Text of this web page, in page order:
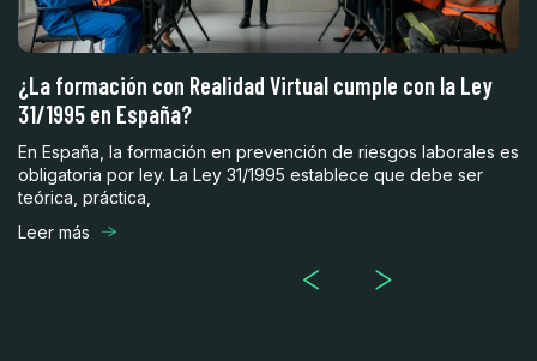
¿La formación con Realidad Virtual cumple con la Ley
31/1995 en España?
En España, la formación en prevención de riesgos laborales es
obligatoria por ley. La Ley 31/1995 establece que debe ser
teórica, práctica,
Leer más